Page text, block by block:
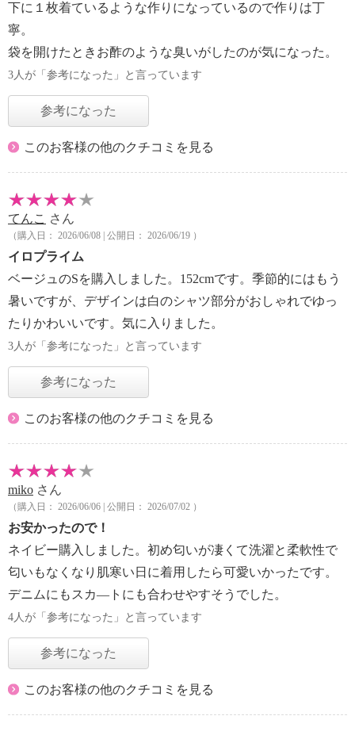
下に１枚着ているような作りになっているので作りは丁
寧。
袋を開けたときお酢のような臭いがしたのが気になった。
3人が「参考になった」と言っています
参考になった
このお客様の他のクチコミを見る
てんこ さん
（購入日： 2026/06/08 | 公開日： 2026/06/19 ）
イロプライム
ベージュのSを購入しました。152cmです。季節的にはもう
暑いですが、デザインは白のシャツ部分がおしゃれでゆっ
たりかわいいです。気に入りました。
3人が「参考になった」と言っています
参考になった
このお客様の他のクチコミを見る
miko さん
（購入日： 2026/06/06 | 公開日： 2026/07/02 ）
お安かったので！
ネイビー購入しました。初め匂いが凄くて洗濯と柔軟性で
匂いもなくなり肌寒い日に着用したら可愛いかったです。
デニムにもスカ—トにも合わせやすそうでした。
4人が「参考になった」と言っています
参考になった
このお客様の他のクチコミを見る